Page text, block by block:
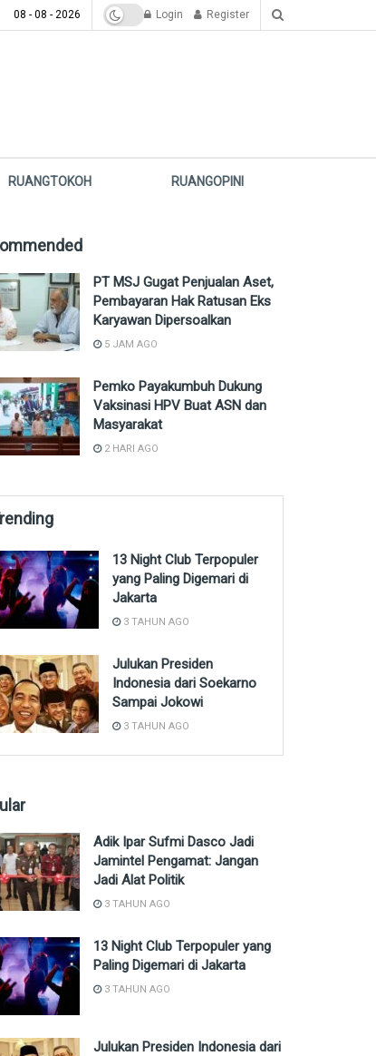
08 - 08 - 2026 Login Register
RUANGTOKOH RUANGOPINI
PT MSJ Gugat Penjualan Aset,
Pembayaran Hak Ratusan Eks
Karyawan Dipersoalkan
5 JAM AGO
Pemko Payakumbuh Dukung
Vaksinasi HPV Buat ASN dan
Masyarakat
2 HARI AGO
13 Night Club Terpopuler
yang Paling Digemari di
Jakarta
3 TAHUN AGO
Julukan Presiden
Indonesia dari Soekarno
Sampai Jokowi
3 TAHUN AGO
Adik Ipar Sufmi Dasco Jadi
Jamintel Pengamat: Jangan
Jadi Alat Politik
3 TAHUN AGO
13 Night Club Terpopuler yang
Paling Digemari di Jakarta
3 TAHUN AGO
Julukan Presiden Indonesia dari